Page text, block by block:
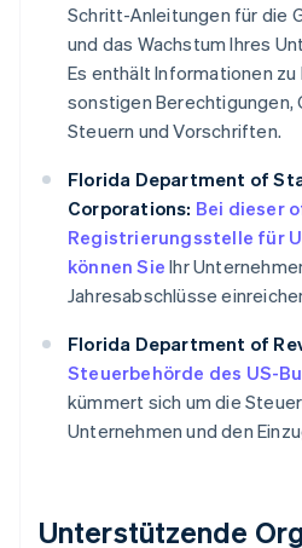
Schritt-Anleitungen für die
und das Wachstum Ihres
Es enthält Informationen
sonstigen Berechtigungen,
Steuern und Vorschriften.
Florida Department of
Corporations: Bei dieser
Registrierungsstelle für
können Sie Ihr
Jahresabschlüsse
Florida Department of
Steuerbehörde des US-
kümmert sich um die
Unternehmen und den
Unterstützende